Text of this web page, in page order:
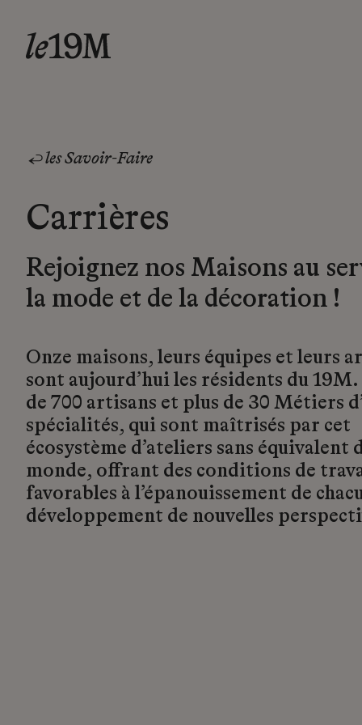
les Savoir-Faire
Carrières
Rejoignez nos Maisons au
la mode et de la décoration !
Onze maisons, leurs équipes et leurs
sont aujourd’hui les résidents du
de 700 artisans et plus de 30 Métiers
spécialités, qui sont maîtrisés par cet
écosystème d’ateliers sans équivalent
monde, offrant des conditions de
favorables à l’épanouissement de
développement de nouvelles